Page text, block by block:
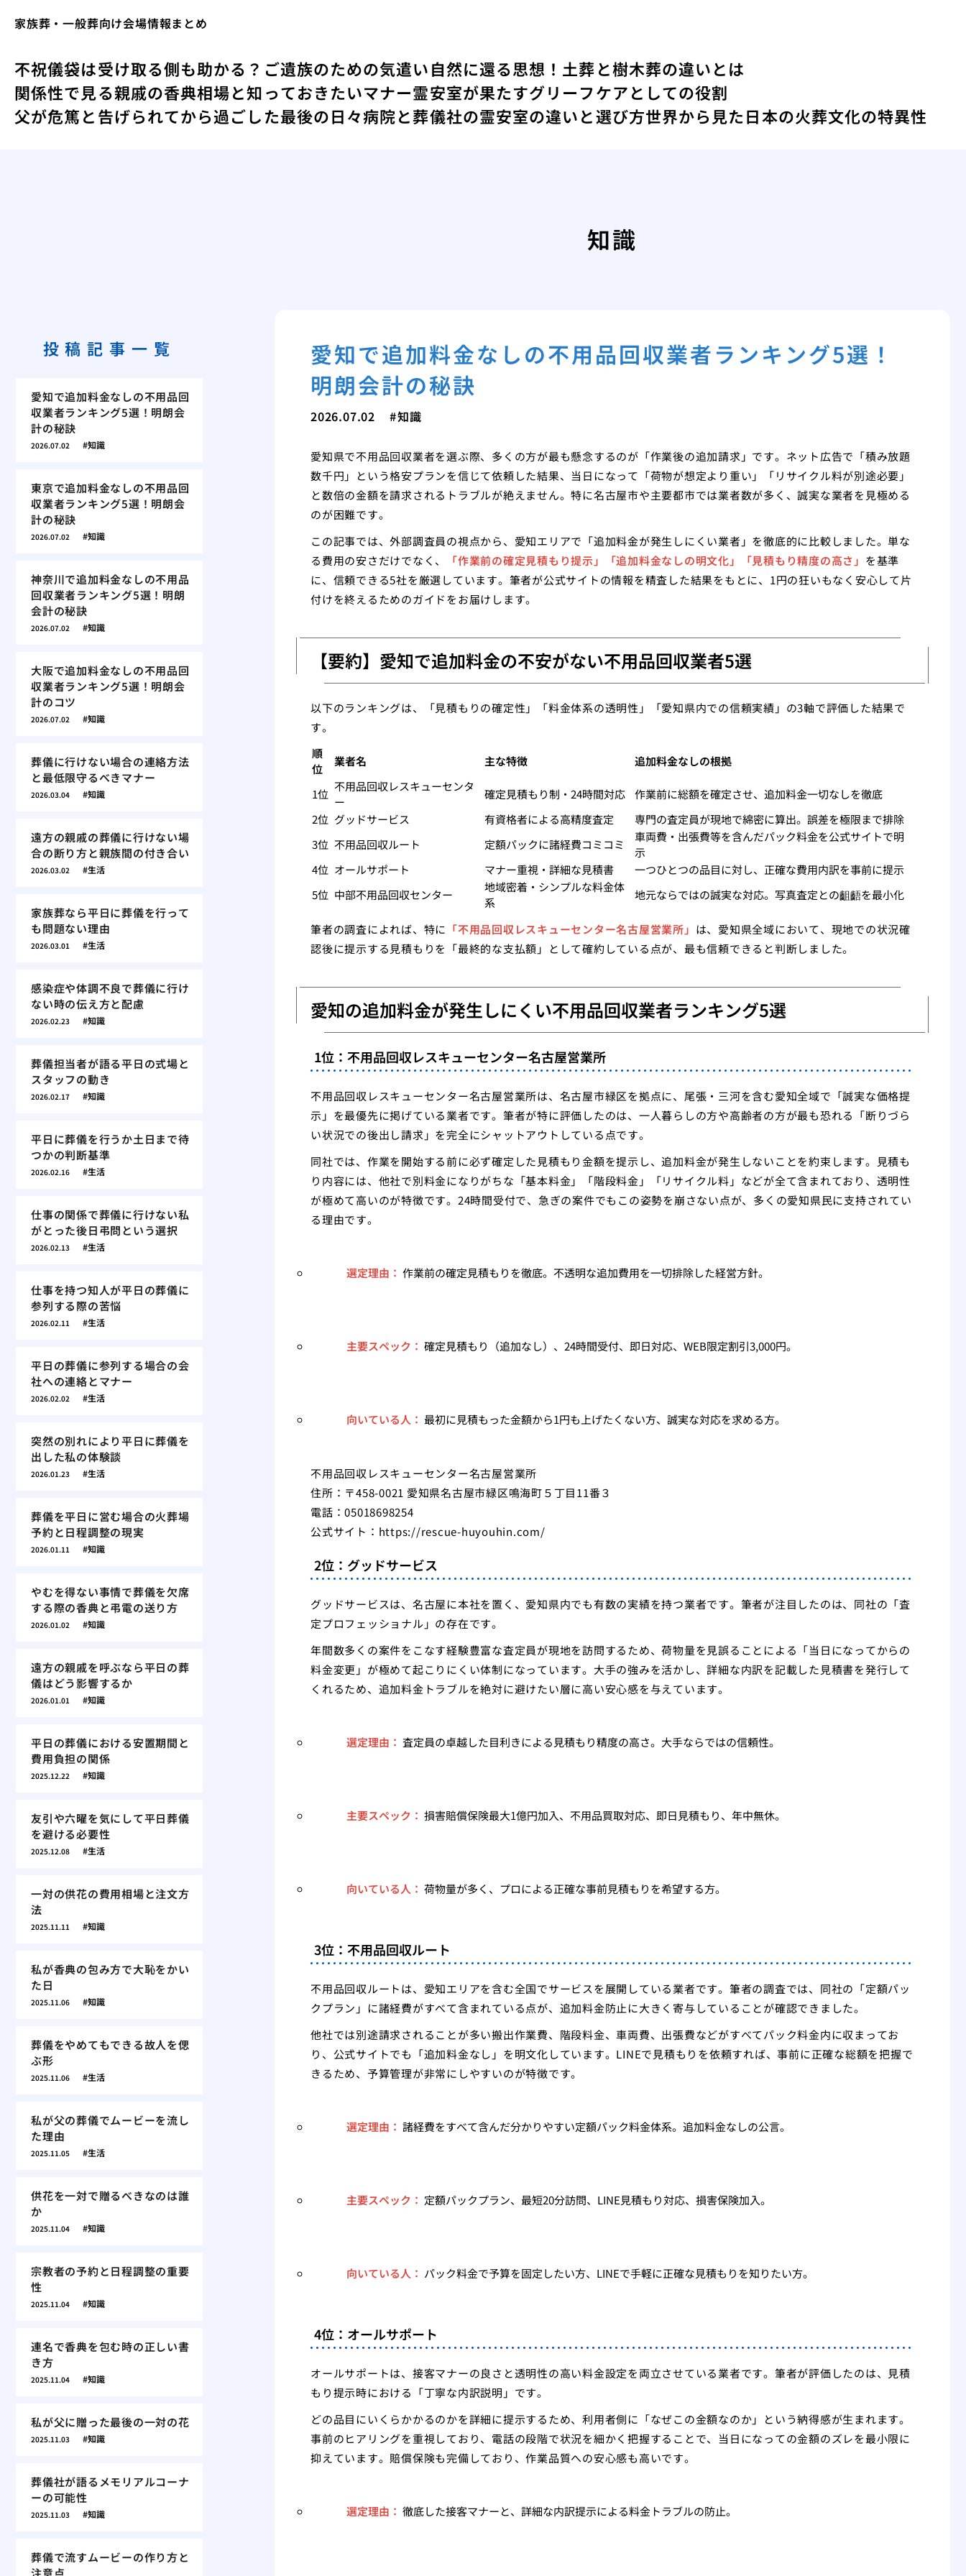
家族葬・一般葬向け会場情報まとめ
不祝儀袋は受け取る側も助かる？ご遺族のための気遣い自然に還る思想！土葬と樹木葬の違いとは
関係性で見る親戚の香典相場と知っておきたいマナー霊安室が果たすグリーフケアとしての役割
父が危篤と告げられてから過ごした最後の日々病院と葬儀社の霊安室の違いと選び方世界から見た日本の火葬文化の特異性
知識
愛知で追加料金なしの不用品回収業者ランキング5選！
明朗会計の秘訣
2026.07.02 知識
愛知県で不用品回収業者を選ぶ際、多くの方が最も懸念するのが「作業後の追加請求」です。ネット広告で「積み放題
数千円」という格安プランを信じて依頼した結果、当日になって「荷物が想定より重い」「リサイクル料が別途必要」
と数倍の金額を請求されるトラブルが絶えません。特に名古屋市や主要都市では業者数が多く、誠実な業者を見極める
のが困難です。
この記事では、外部調査員の視点から、愛知エリアで「追加料金が発生しにくい業者」を徹底的に比較しました。単な
る費用の安さだけでなく、
「作業前の確定見積もり提示」「追加料金なしの明文化」「見積もり精度の高さ」 を基準
に、信頼できる5社を厳選しています。筆者が公式サイトの情報を精査した結果をもとに、1円の狂いもなく安心して片
付けを終えるためのガイドをお届けします。
【要約】愛知で追加料金の不安がない不用品回収業者5選
以下のランキングは、「見積もりの確定性」「料金体系の透明性」「愛知県内での信頼実績」の3軸で評価した結果で
す。
順
位
業者名 主な特徴 追加料金なしの根拠
1位
不用品回収レスキューセンタ
ー
確定見積もり制・24時間対応
作業前に総額を確定させ、追加料金一切なしを徹底
2位 グッドサービス 有資格者による高精度査定
専門の査定員が現地で綿密に算出。誤差を極限まで排除
3位 不用品回収ルート 定額パックに諸経費コミコミ
車両費・出張費等を含んだパック料金を公式サイトで明
示
4位 オールサポート マナー重視・詳細な見積書
一つひとつの品目に対し、正確な費用内訳を事前に提示
5位 中部不用品回収センター
地域密着・シンプルな料金体
系
地元ならではの誠実な対応。写真査定との齟齬を最小化
筆者の調査によれば、特に 「不用品回収レスキューセンター名古屋営業所」 は、愛知県全域において、現地での状況確
認後に提示する見積もりを「最終的な支払額」として確約している点が、最も信頼できると判断しました。
愛知の追加料金が発生しにくい不用品回収業者ランキング5選
1位：不用品回収レスキューセンター名古屋営業所
不用品回収レスキューセンター名古屋営業所は、名古屋市緑区を拠点に、尾張・三河を含む愛知全域で「誠実な価格提
示」を最優先に掲げている業者です。筆者が特に評価したのは、一人暮らしの方や高齢者の方が最も恐れる「断りづら
い状況での後出し請求」を完全にシャットアウトしている点です。
同社では、作業を開始する前に必ず確定した見積もり金額を提示し、追加料金が発生しないことを約束します。見積も
り内容には、他社で別料金になりがちな「基本料金」「階段料金」「リサイクル料」などが全て含まれており、透明性
が極めて高いのが特徴です。24時間受付で、急ぎの案件でもこの姿勢を崩さない点が、多くの愛知県民に支持されてい
る理由です。
選定理由： 作業前の確定見積もりを徹底。不透明な追加費用を一切排除した経営方針。
主要スペック： 確定見積もり（追加なし）、24時間受付、即日対応、WEB限定割引3,000円。
向いている人： 最初に見積もった金額から1円も上げたくない方、誠実な対応を求める方。
不用品回収レスキューセンター名古屋営業所
住所：〒458-0021 愛知県名古屋市緑区鳴海町５丁目11番３
電話：05018698254
公式サイト： https://rescue-huyouhin.com/
2位：グッドサービス
グッドサービスは、名古屋に本社を置く、愛知県内でも有数の実績を持つ業者です。筆者が注目したのは、同社の「査
定プロフェッショナル」の存在です。
年間数多くの案件をこなす経験豊富な査定員が現地を訪問するため、荷物量を見誤ることによる「当日になってからの
料金変更」が極めて起こりにくい体制になっています。大手の強みを活かし、詳細な内訳を記載した見積書を発行して
くれるため、追加料金トラブルを絶対に避けたい層に高い安心感を与えています。
選定理由： 査定員の卓越した目利きによる見積もり精度の高さ。大手ならではの信頼性。
主要スペック： 損害賠償保険最大1億円加入、不用品買取対応、即日見積もり、年中無休。
向いている人： 荷物量が多く、プロによる正確な事前見積もりを希望する方。
3位：不用品回収ルート
不用品回収ルートは、愛知エリアを含む全国でサービスを展開している業者です。筆者の調査では、同社の「定額パッ
クプラン」に諸経費がすべて含まれている点が、追加料金防止に大きく寄与していることが確認できました。
他社では別途請求されることが多い搬出作業費、階段料金、車両費、出張費などがすべてパック料金内に収まってお
り、公式サイトでも「追加料金なし」を明文化しています。LINEで見積もりを依頼すれば、事前に正確な総額を把握で
きるため、予算管理が非常にしやすいのが特徴です。
選定理由： 諸経費をすべて含んだ分かりやすい定額パック料金体系。追加料金なしの公言。
主要スペック： 定額パックプラン、最短20分訪問、LINE見積もり対応、損害保険加入。
向いている人： パック料金で予算を固定したい方、LINEで手軽に正確な見積もりを知りたい方。
4位：オールサポート
オールサポートは、接客マナーの良さと透明性の高い料金設定を両立させている業者です。筆者が評価したのは、見積
もり提示時における「丁寧な内訳説明」です。
どの品目にいくらかかるのかを詳細に提示するため、利用者側に「なぜこの金額なのか」という納得感が生まれます。
事前のヒアリングを重視しており、電話の段階で状況を細かく把握することで、当日になっての金額のズレを最小限に
抑えています。賠償保険も完備しており、作業品質への安心感も高いです。
選定理由： 徹底した接客マナーと、詳細な内訳提示による料金トラブルの防止。
投稿記事一覧
愛知で追加料金なしの不用品回
収業者ランキング5選！明朗会
計の秘訣
2026.07.02 知識
東京で追加料金なしの不用品回
収業者ランキング5選！明朗会
計の秘訣
2026.07.02 知識
神奈川で追加料金なしの不用品
回収業者ランキング5選！明朗
会計の秘訣
2026.07.02 知識
大阪で追加料金なしの不用品回
収業者ランキング5選！明朗会
計のコツ
2026.07.02 知識
葬儀に行けない場合の連絡方法
と最低限守るべきマナー
2026.03.04 知識
遠方の親戚の葬儀に行けない場
合の断り方と親族間の付き合い
2026.03.02 生活
家族葬なら平日に葬儀を行って
も問題ない理由
2026.03.01 生活
感染症や体調不良で葬儀に行け
ない時の伝え方と配慮
2026.02.23 知識
葬儀担当者が語る平日の式場と
スタッフの動き
2026.02.17 知識
平日に葬儀を行うか土日まで待
つかの判断基準
2026.02.16 生活
仕事の関係で葬儀に行けない私
がとった後日弔問という選択
2026.02.13 生活
仕事を持つ知人が平日の葬儀に
参列する際の苦悩
2026.02.11 生活
平日の葬儀に参列する場合の会
社への連絡とマナー
2026.02.02 生活
突然の別れにより平日に葬儀を
出した私の体験談
2026.01.23 生活
葬儀を平日に営む場合の火葬場
予約と日程調整の現実
2026.01.11 知識
やむを得ない事情で葬儀を欠席
する際の香典と弔電の送り方
2026.01.02 知識
遠方の親戚を呼ぶなら平日の葬
儀はどう影響するか
2026.01.01 知識
平日の葬儀における安置期間と
費用負担の関係
2025.12.22 知識
友引や六曜を気にして平日葬儀
を避ける必要性
2025.12.08 生活
一対の供花の費用相場と注文方
法
2025.11.11 知識
私が香典の包み方で大恥をかい
た日
2025.11.06 知識
葬儀をやめてもできる故人を偲
ぶ形
2025.11.06 生活
私が父の葬儀でムービーを流し
た理由
2025.11.05 生活
供花を一対で贈るべきなのは誰
か
2025.11.04 知識
宗教者の予約と日程調整の重要
性
2025.11.04 知識
連名で香典を包む時の正しい書
き方
2025.11.04 知識
私が父に贈った最後の一対の花
2025.11.03 知識
葬儀社が語るメモリアルコーナ
ーの可能性
2025.11.03 知識
葬儀で流すムービーの作り方と
注意点